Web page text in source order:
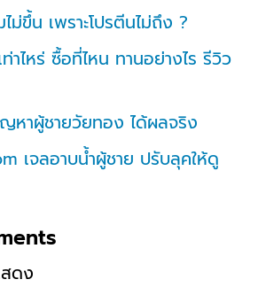
ม่ขึ้น เพราะโปรตีนไม่ถึง ?
าไหร่ ซื้อที่ไหน ทานอย่างไร รีวิว
หาผู้ชายวัยทอง ได้ผลจริง
เจลอาบน้ำผู้ชาย ปรับลุคให้ดู
ดง